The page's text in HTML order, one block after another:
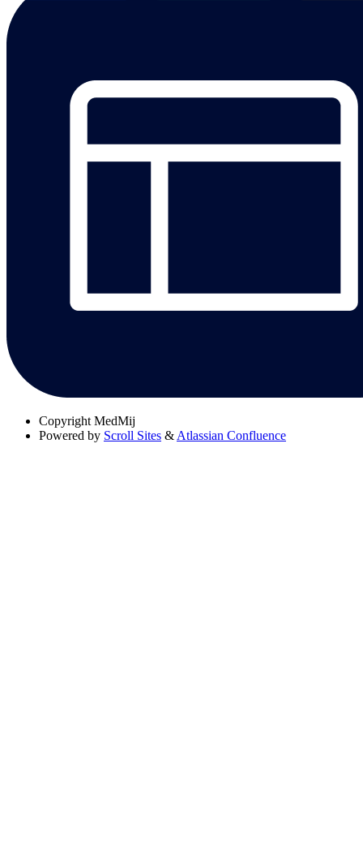
Copyright MedMij
Powered by Scroll Sites & Atlassian Confluence